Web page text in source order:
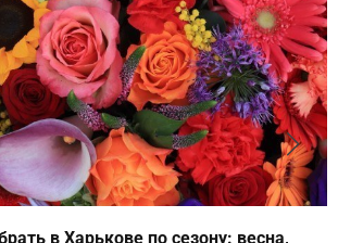
в Харькове по сезону: весна,